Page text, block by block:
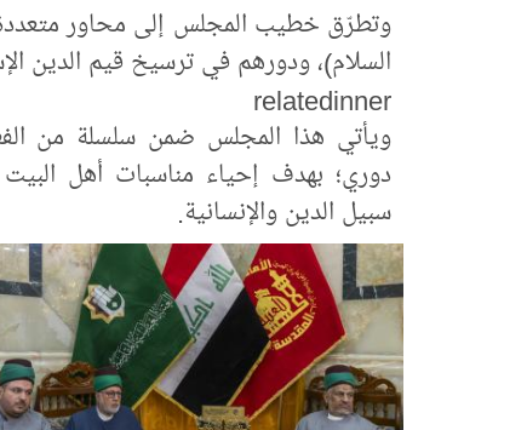
وتطرّق خطيب المجلس إلى محاور متعددة،
السلام)، ودورهم في ترسيخ قيم الدين
relatedinner
ويأتي هذا المجلس ضمن سلسلة من
دوري؛ بهدف إحياء مناسبات أهل
سبيل الدين والإنسانية.